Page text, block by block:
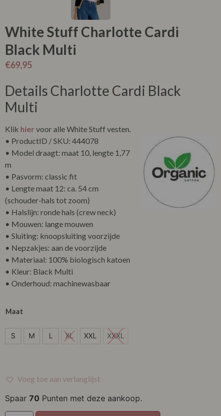
White Stuff Charlotte Cardi
Black Multi
€69,95
Details Charlotte Cardi Black
Multi
Klik hier voor alle White Stuff vesten.
• ProductID / SKU: 444078
• Model draagt: maat 10, lengte 1,77
m
• Pasvorm: classic fit
• Lengte maat 12: ca. 54 cm
(schouder-hals tot zoom)
• Halslijn: ronde hals (crew neck)
• Mouwen: lange mouwen
• Sluiting: knoopsluiting voorzijde
• Nepzakjes: aan de voorzijde
• Materiaal: 100% biologisch katoen
• Kleur: Black Multi
• Onderhoud: machinewasbaar
Maat
S
XXL
S M L XL XXL XXXL
Voeg toe aan verlanglijst
Spaar 70 Punten met deze aankoop.